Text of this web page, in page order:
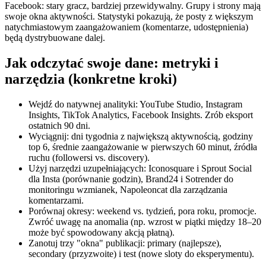
Facebook: stary gracz, bardziej przewidywalny. Grupy i strony mają
swoje okna aktywności. Statystyki pokazują, że posty z większym
natychmiastowym zaangażowaniem (komentarze, udostępnienia)
będą dystrybuowane dalej.
Jak odczytać swoje dane: metryki i
narzędzia (konkretne kroki)
Wejdź do natywnej analityki: YouTube Studio, Instagram
Insights, TikTok Analytics, Facebook Insights. Zrób eksport
ostatnich 90 dni.
Wyciągnij: dni tygodnia z największą aktywnością, godziny
top 6, średnie zaangażowanie w pierwszych 60 minut, źródła
ruchu (followersi vs. discovery).
Użyj narzędzi uzupełniających: Iconosquare i Sprout Social
dla Insta (porównanie godzin), Brand24 i Sotrender do
monitoringu wzmianek, Napoleoncat dla zarządzania
komentarzami.
Porównaj okresy: weekend vs. tydzień, pora roku, promocje.
Zwróć uwagę na anomalia (np. wzrost w piątki między 18–20
może być spowodowany akcją płatną).
Zanotuj trzy "okna" publikacji: primary (najlepsze),
secondary (przyzwoite) i test (nowe sloty do eksperymentu).